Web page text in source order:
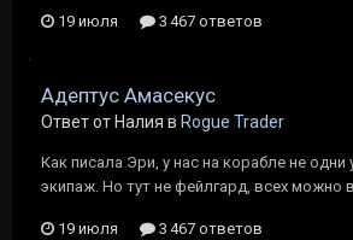
19 июля 3 467 ответов
Адептус Амасекус
Ответ от Налия в Rogue Trader
Как писала Эри, у нас на корабле не
экипаж. Но тут не фейлгард, всех можно
19 июля 3 467 ответов